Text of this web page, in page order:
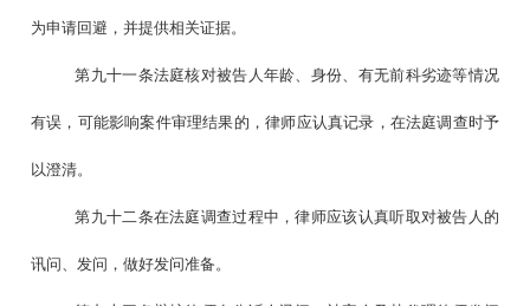
为申请回避，并提供相关证据。
第九十一条法庭核对被告人年龄、身份、有无前科劣迹等情况
有误，可能影响案件审理结果的，律师应认真记录，在法庭调查时予
以澄清。
第九十二条在法庭调查过程中，律师应该认真听取对被告人的
讯问、发问，做好发问准备。